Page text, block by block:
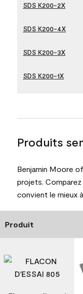
SDS K200-2X
SDS K200-4X
SDS K200-3X
SDS K200-1X
Produits
Benjamin Moore
projets.
convient le mieux
Produit